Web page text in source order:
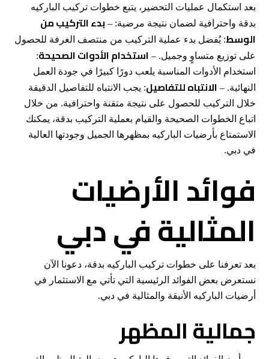
بعد استكمال عمليات التحضير، يتبع خطوات تركيب الباركيه
بدقة واحترافية لضمان نتيجة مرضية: –بدء التركيب من
الوسط: يُفضل بدء عملية التركيب من منتصف الغرفة للحصول
على توزيع متساوٍ وجميل. – استخدام الأدوات الصحيحة:
استخدام الأدوات المناسبة يلعب دورًا كبيرًا في جودة العمل
النهائية. – الانتباه للتفاصيل: يجب الانتباه للتفاصيل الدقيقة
خلال التركيب للحصول على نتيجة متقنة واحترافية. من خلال
اتباع الخطوات الصحيحة والقيام بعملية التركيب بدقة، يمكنك
الاستمتاع بأرضيات الباركيه بمظهرها الجميل وجودتها العالية
في دبي.
فوائد الأرضيات
المثالية في دبي
بعد تعرفنا على خطوات تركيب الباركيه بدقة، دعونا الآن
نستعرض بعض الفوائد الرئيسية التي تأتي مع الاستثمار في
أرضيات الباركيه الأنيقة والمثالية في دبي.
جمالية المظهر